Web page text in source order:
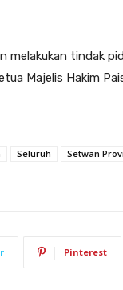
melakukan tindak
Majelis Hakim
Seluruh Setwan
Pinterest